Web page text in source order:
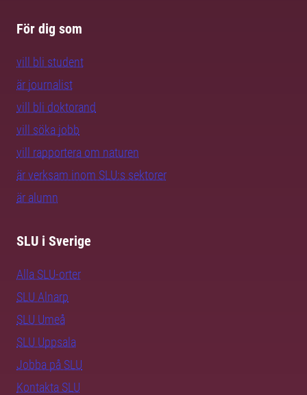
För dig som
vill bli student
är journalist
vill bli doktorand
vill söka jobb
vill rapportera om naturen
är verksam inom SLU:s sektorer
är alumn
SLU i Sverige
Alla SLU-orter
SLU Alnarp
SLU Umeå
SLU Uppsala
Jobba på SLU
Kontakta SLU